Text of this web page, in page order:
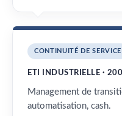
CONTINUITÉ DE SERVICE
ETI INDUSTRIELLE ·
Management de
automatisation, cash.